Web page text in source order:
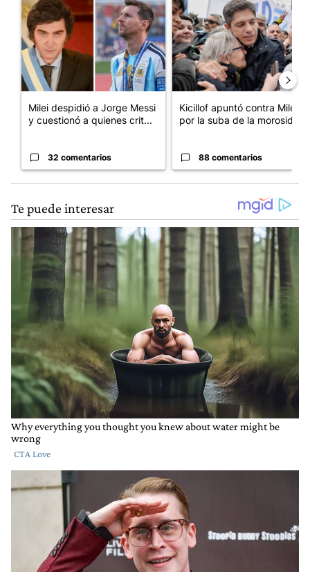
Milei despidió a Jorge Messi
y cuestionó a quienes crit...
32 comentarios
Kicillof apuntó contra Milei
por la suba de la morosida...
88 comentarios